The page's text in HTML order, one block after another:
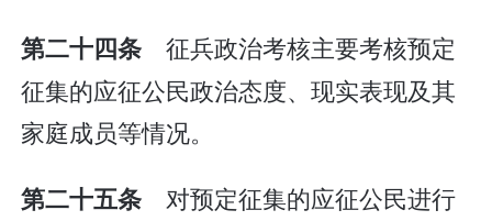
第二十四条 征兵政治考核主要考核预定
征集的应征公民政治态度、现实表现及其
家庭成员等情况。
第二十五条 对预定征集的应征公民进行